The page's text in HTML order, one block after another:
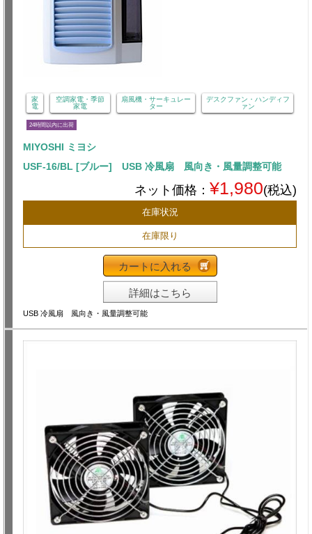
家
電
空調家電・季節
家電
扇風機・サーキュレー
ター
デスクファン・ハンディフ
ァン
24時間以内に出荷
MIYOSHI ミヨシ
USF-16/BL [ブルー] USB 冷風扇 風向き・風量調整可能
ネット価格： ¥1,980(税込)
在庫状況
在庫限り
カートに入れる
詳細はこちら
USB 冷風扇 風向き・風量調整可能